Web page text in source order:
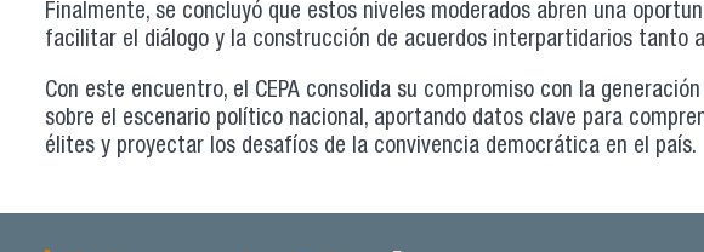
Finalmente, se concluyó que estos niveles moderados abren una
facilitar el diálogo y la construcción de acuerdos interpartidarios tanto
Con este encuentro, el CEPA consolida su compromiso con la
sobre el escenario político nacional, aportando datos clave para
élites y proyectar los desafíos de la convivencia democrática en el país.